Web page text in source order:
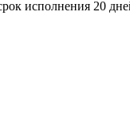
исполнения 20